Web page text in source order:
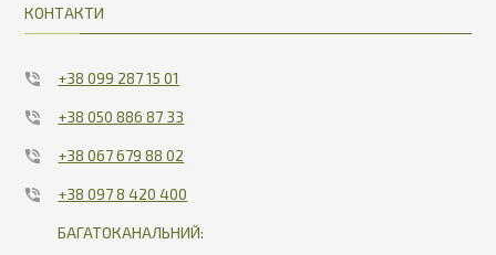
КОНТАКТИ
+38 099 287 15 01
+38 050 886 87 33
+38 067 679 88 02
+38 097 8 420 400
БАГАТОКАНАЛЬНИЙ: